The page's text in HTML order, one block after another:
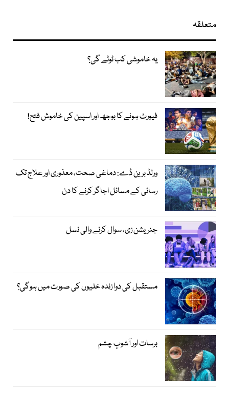
متعلقہ
یہ خاموشی کب ٹوٹے گی؟
فیورٹ ہونے کا بوجھ اور اسپین کی خاموش فتح!
ورلڈ برین ڈے: دماغی صحت، معذوری اور علاج تک
رسائی کے مسائل اجاگر کرنے کا دن
جنریشن زی، سوال کرنے والی نسل
مستقبل کی دوا زندہ خلیوں کی صورت میں ہوگی؟
برسات اور آشوبِ چشم